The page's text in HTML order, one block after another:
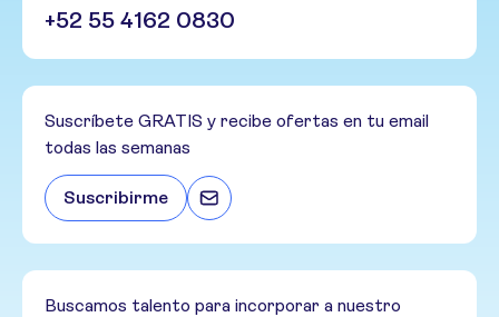
+52 55 4162 0830
Suscríbete GRATIS y recibe ofertas en tu email
todas las semanas
Suscribirme
Buscamos talento para incorporar a nuestro